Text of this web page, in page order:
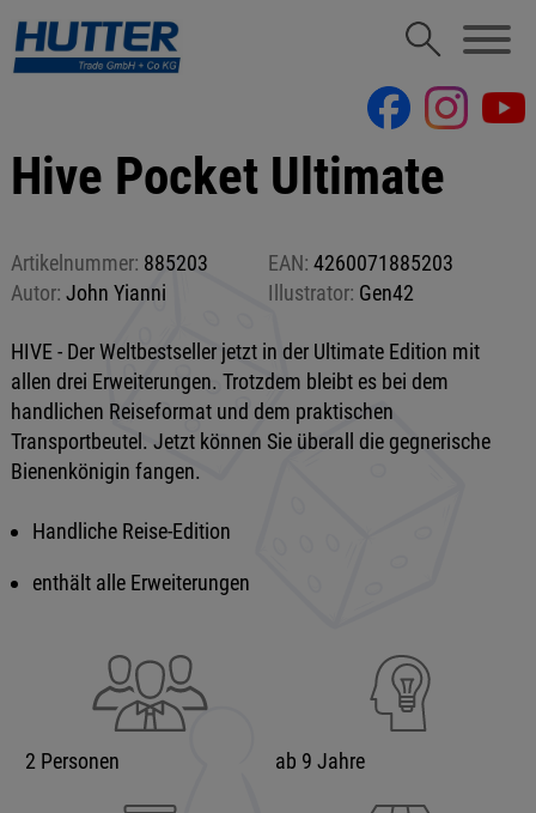
Hive Pocket Ultimate
Artikelnummer: 885203 EAN: 4260071885203
Autor: John Yianni Illustrator: Gen42
HIVE - Der Weltbestseller jetzt in der Ultimate Edition mit
allen drei Erweiterungen. Trotzdem bleibt es bei dem
handlichen Reiseformat und dem praktischen
Transportbeutel. Jetzt können Sie überall die gegnerische
Bienenkönigin fangen.
Handliche Reise-Edition
enthält alle Erweiterungen
2 Personen ab 9 Jahre